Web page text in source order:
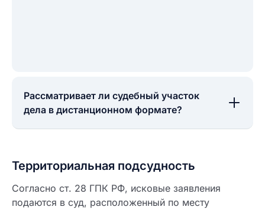
Рассматривает ли судебный участок
дела в дистанционном формате?
Территориальная подсудность
Согласно ст. 28 ГПК РФ, исковые заявления
подаются в суд, расположенный по месту